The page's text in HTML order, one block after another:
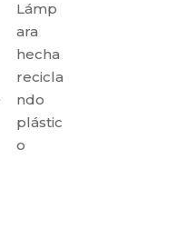
Lámp
ara
hecha
recicla
ndo
plástic
o